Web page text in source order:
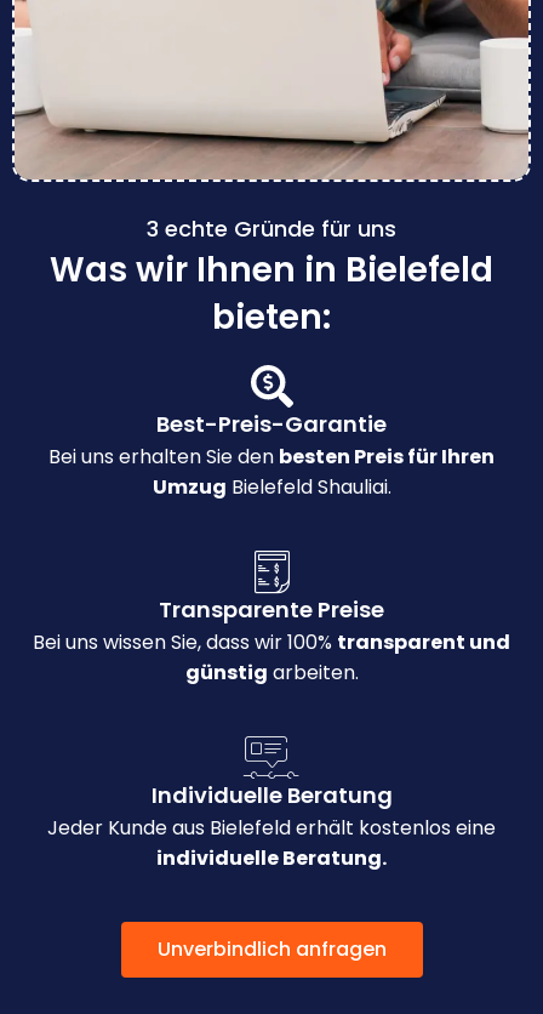
3 echte Gründe für uns
Was wir Ihnen in Bielefeld
bieten:
Best-Preis-Garantie
Bei uns erhalten Sie den besten Preis für Ihren
Umzug Bielefeld Shauliai.
Transparente Preise
Bei uns wissen Sie, dass wir 100% transparent und
günstig arbeiten.
Individuelle Beratung
Jeder Kunde aus Bielefeld erhält kostenlos eine
individuelle Beratung.
Unverbindlich anfragen